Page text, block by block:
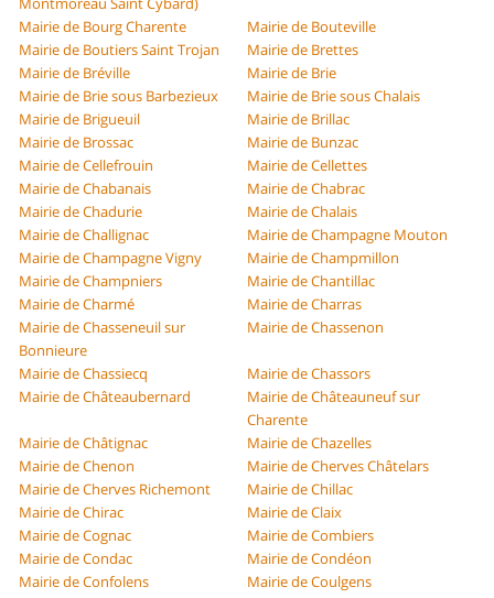
Mairie de Bourg Charente
Mairie de Bouteville
Mairie de Boutiers Saint Trojan
Mairie de Brettes
Mairie de Bréville
Mairie de Brie
Mairie de Brie sous Barbezieux
Mairie de Brie sous Chalais
Mairie de Brigueuil
Mairie de Brillac
Mairie de Brossac
Mairie de Bunzac
Mairie de Cellefrouin
Mairie de Cellettes
Mairie de Chabanais
Mairie de Chabrac
Mairie de Chadurie
Mairie de Chalais
Mairie de Challignac
Mairie de Champagne Mouton
Mairie de Champagne Vigny
Mairie de Champmillon
Mairie de Champniers
Mairie de Chantillac
Mairie de Charmé
Mairie de Charras
Mairie de Chasseneuil sur
Bonnieure
Mairie de Chassenon
Mairie de Chassiecq
Mairie de Chassors
Mairie de Châteaubernard
Mairie de Châteauneuf sur
Charente
Mairie de Châtignac
Mairie de Chazelles
Mairie de Chenon
Mairie de Cherves Châtelars
Mairie de Cherves Richemont
Mairie de Chillac
Mairie de Chirac
Mairie de Claix
Mairie de Cognac
Mairie de Combiers
Mairie de Condac
Mairie de Condéon
Mairie de Confolens
Mairie de Coulgens